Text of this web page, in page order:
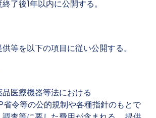
了後1年以内に公開する。
等を以下の項目に従い公開する。
医療機器等法における
令等の公的規制や各種指針のもとで